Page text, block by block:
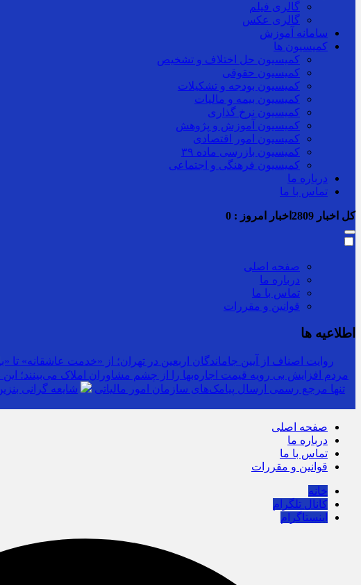
گالری فیلم
گالری عکس
سامانه آموزش
کمیسیون ها
کمیسیون حل اختلاف و تشخیص
کمیسیون حقوقی
کمیسیون بودجه و تشکیلات
کمیسیون بیمه و مالیات
کمیسیون نرخ گذاری
کمیسیون آموزش و پژوهش
کمیسیون امور اقتصادی
کمیسیون بازرسی ماده ۳۹
کمیسیون فرهنگی و اجتماعی
درباره ما
تماس با ما
کل اخبار اخبار امروز : 0
صفحه اصلی
درباره ما
تماس با ما
قوانین و مقررات
اطلاعیه ها
روایت اصناف از آیین جاماندگان اربعین در تهران؛ از «خدمت عاشقانه» تا
مردم افزایش بی رویه قیمت اجاره‌بها را از چشم مشاوران املاک می‌بینند؛
سرشماره «MALIAT» تنها مرجع رسمی ارسال پیامک‌های سازمان امور مالیاتی
شایعه گرانی
صفحه اصلی
درباره ما
تماس با ما
قوانین و مقررات
خانه
کانال تلگرام
اینستاگرام